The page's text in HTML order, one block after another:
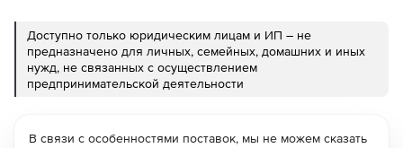
Доступно только юридическим лицам и ИП – не
предназначено для личных, семейных, домашних и иных
нужд, не связанных с осуществлением
предпринимательской деятельности
В связи с особенностями поставок, мы не можем сказать